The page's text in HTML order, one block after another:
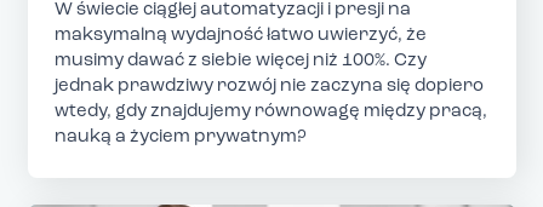
W świecie ciągłej automatyzacji i presji na
maksymalną wydajność łatwo uwierzyć, że
musimy dawać z siebie więcej niż 100%. Czy
jednak prawdziwy rozwój nie zaczyna się dopiero
wtedy, gdy znajdujemy równowagę między pracą,
nauką a życiem prywatnym?